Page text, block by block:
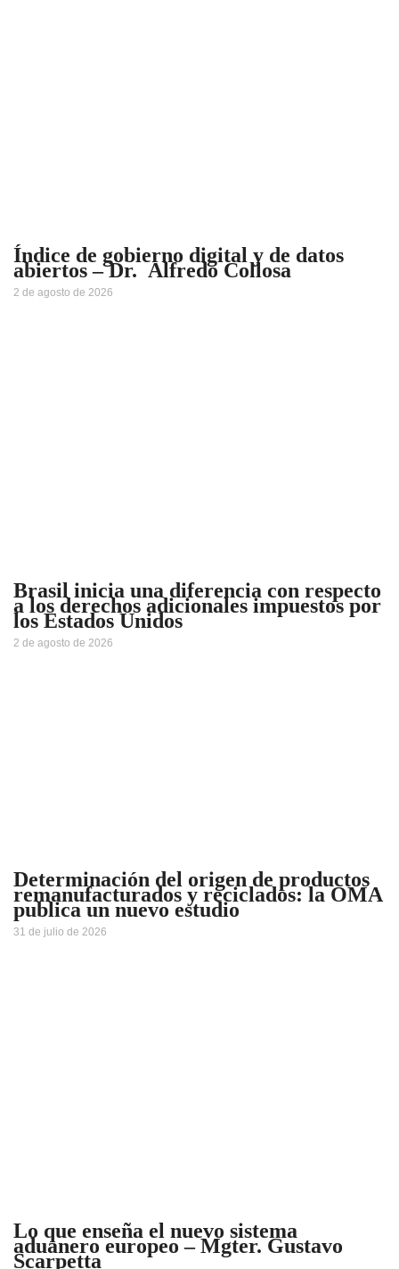
Índice de gobierno digital y de datos
abiertos – Dr. Alfredo Collosa
2 de agosto de 2026
Brasil inicia una diferencia con respecto
a los derechos adicionales impuestos por
los Estados Unidos
2 de agosto de 2026
Determinación del origen de productos
remanufacturados y reciclados: la OMA
publica un nuevo estudio
31 de julio de 2026
Lo que enseña el nuevo sistema
aduanero europeo – Mgter. Gustavo
Scarpetta